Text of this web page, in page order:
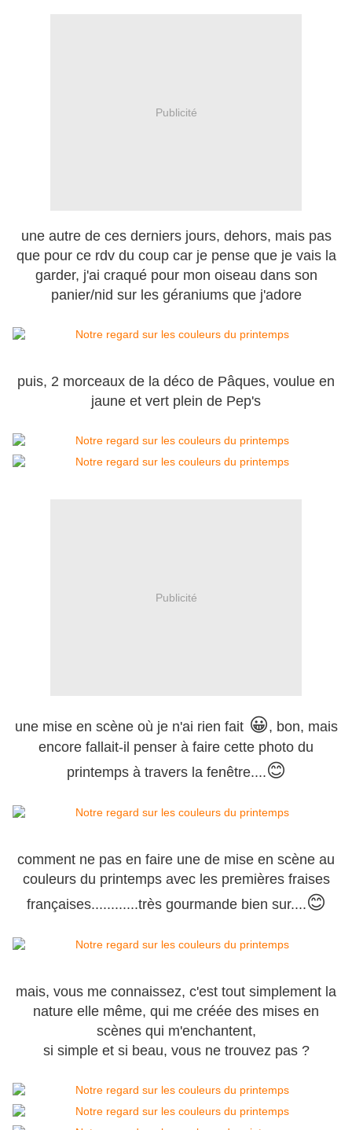
Publicité
une autre de ces derniers jours, dehors, mais pas
que pour ce rdv du coup car je pense que je vais la
garder, j'ai craqué pour mon oiseau dans son
panier/nid sur les géraniums que j'adore
puis, 2 morceaux de la déco de Pâques, voulue en
jaune et vert plein de Pep's
Publicité
une mise en scène où je n'ai rien fait😀, bon, mais
encore fallait-il penser à faire cette photo du
printemps à travers la fenêtre....😊
comment ne pas en faire une de mise en scène au
couleurs du printemps avec les premières fraises
françaises............très gourmande bien sur....😊
mais, vous me connaissez, c'est tout simplement la
nature elle même, qui me créée des mises en
scènes qui m'enchantent,
si simple et si beau, vous ne trouvez pas ?